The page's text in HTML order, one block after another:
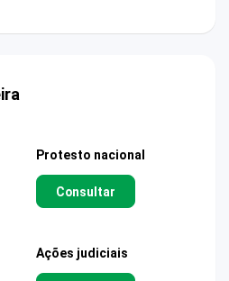
Protesto nacional
Consultar
Ações judiciais